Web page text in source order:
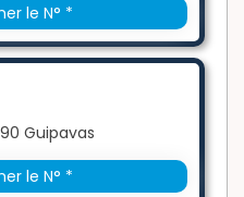
le N° *
Guipavas
le N° *